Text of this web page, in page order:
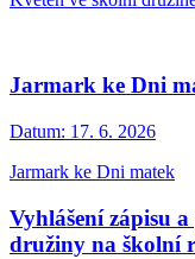
Jarmark ke Dni
Datum: 17. 6. 2026
Jarmark ke Dni matek
Vyhlášení zápisu
družiny na školní